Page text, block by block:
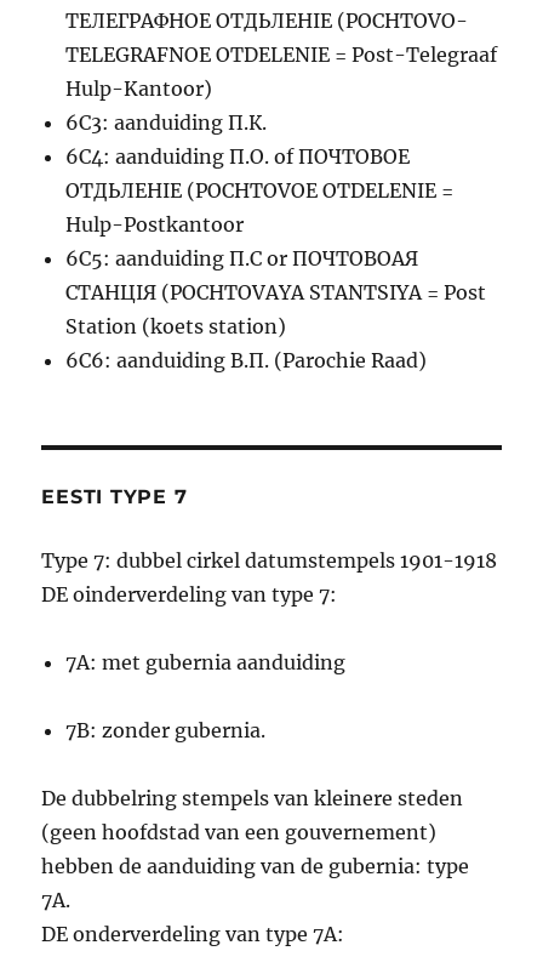
ТЕЛЕГРАФНОЕ ОТДЬЛЕНIЕ (POCHTOVO-
TELEGRAFNOE OTDELENIE = Post-Telegraaf
Hulp-Kantoor)
6C3: aanduiding П.К.
6C4: aanduiding П.О. of ПОЧТОВОЕ
ОТДЬЛЕНIЕ (POCHTOVOE OTDELENIE =
Hulp-Postkantoor
6C5: aanduiding П.С or ПОЧТОВОАЯ
СТАНЦIЯ (POCHTOVAYA STANTSIYA = Post
Station (koets station)
6C6: aanduiding В.П. (Parochie Raad)
EESTI TYPE 7
Type 7: dubbel cirkel datumstempels 1901-1918
DE oinderverdeling van type 7:
7A: met gubernia aanduiding
7B: zonder gubernia.
De dubbelring stempels van kleinere steden
(geen hoofdstad van een gouvernement)
hebben de aanduiding van de gubernia: type
7A.
DE onderverdeling van type 7A: